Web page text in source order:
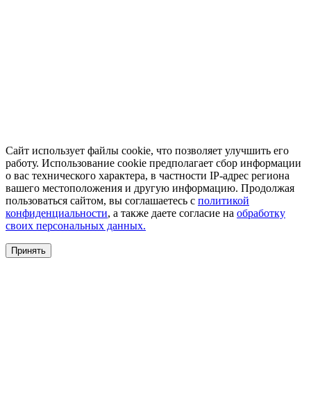
Сайт использует файлы cookie, что позволяет улучшить его
работу. Использование cookie предполагает сбор информации
о вас технического характера, в частности IP-адрес региона
вашего местоположения и другую информацию. Продолжая
пользоваться сайтом, вы соглашаетесь с политикой
конфиденциальности, а также даете согласие на обработку
своих персональных данных.
Принять